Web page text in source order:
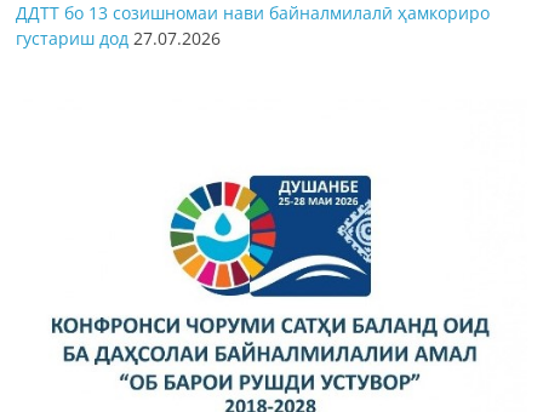
ДДТТ бо 13 созишномаи нави байналмилалӣ ҳамкориро
густариш дод 27.07.2026